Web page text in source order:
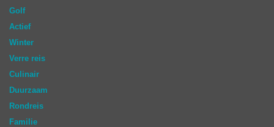
Golf
Actief
Winter
Verre reis
Culinair
Duurzaam
Rondreis
Familie